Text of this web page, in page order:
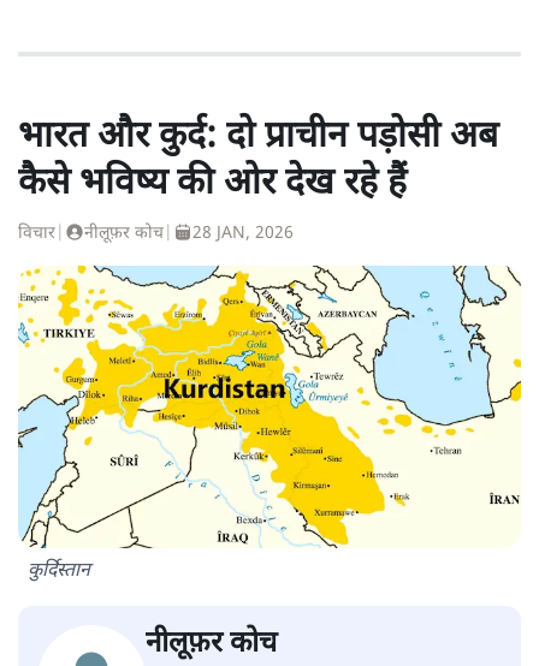
भारत और कुर्द: दो प्राचीन पड़ोसी अब
कैसे भविष्य की ओर देख रहे हैं
विचार नीलूफ़र कोच 28 JAN, 2026
कुर्दिस्तान
नीलूफ़र कोच